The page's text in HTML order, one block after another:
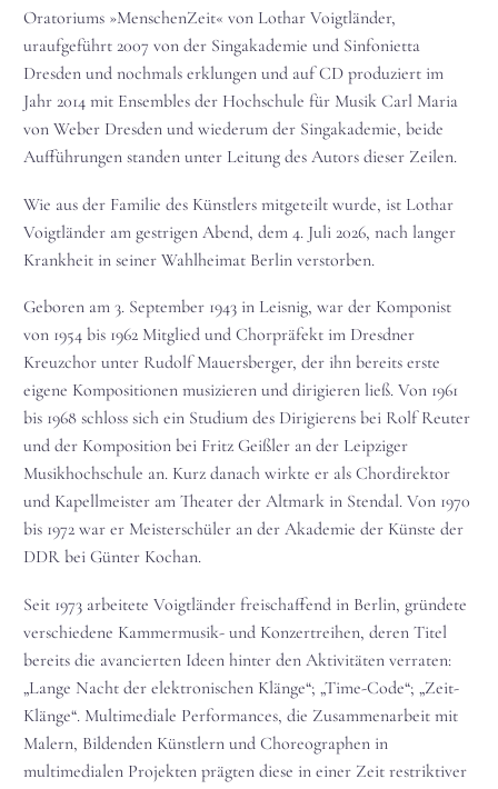
Oratoriums »MenschenZeit« von Lothar Voigtländer,
uraufgeführt 2007 von der Singakademie und Sinfonietta
Dresden und nochmals erklungen und auf CD produziert im
Jahr 2014 mit Ensembles der Hochschule für Musik Carl Maria
von Weber Dresden und wiederum der Singakademie, beide
Aufführungen standen unter Leitung des Autors dieser Zeilen.
Wie aus der Familie des Künstlers mitgeteilt wurde, ist Lothar
Voigtländer am gestrigen Abend, dem 4. Juli 2026, nach langer
Krankheit in seiner Wahlheimat Berlin verstorben.
Geboren am 3. September 1943 in Leisnig, war der Komponist
von 1954 bis 1962 Mitglied und Chorpräfekt im Dresdner
Kreuzchor unter Rudolf Mauersberger, der ihn bereits erste
eigene Kompositionen musizieren und dirigieren ließ. Von 1961
bis 1968 schloss sich ein Studium des Dirigierens bei Rolf Reuter
und der Komposition bei Fritz Geißler an der Leipziger
Musikhochschule an. Kurz danach wirkte er als Chordirektor
und Kapellmeister am Theater der Altmark in Stendal. Von 1970
bis 1972 war er Meisterschüler an der Akademie der Künste der
DDR bei Günter Kochan.
Seit 1973 arbeitete Voigtländer freischaffend in Berlin, gründete
verschiedene Kammermusik- und Konzertreihen, deren Titel
bereits die avancierten Ideen hinter den Aktivitäten verraten:
„Lange Nacht der elektronischen Klänge“; „Time-Code“; „Zeit-
Klänge“. Multimediale Performances, die Zusammenarbeit mit
Malern, Bildenden Künstlern und Choreographen in
multimedialen Projekten prägten diese in einer Zeit restriktiver